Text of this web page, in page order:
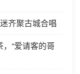
齐聚古城合唱
“爱请客的哥